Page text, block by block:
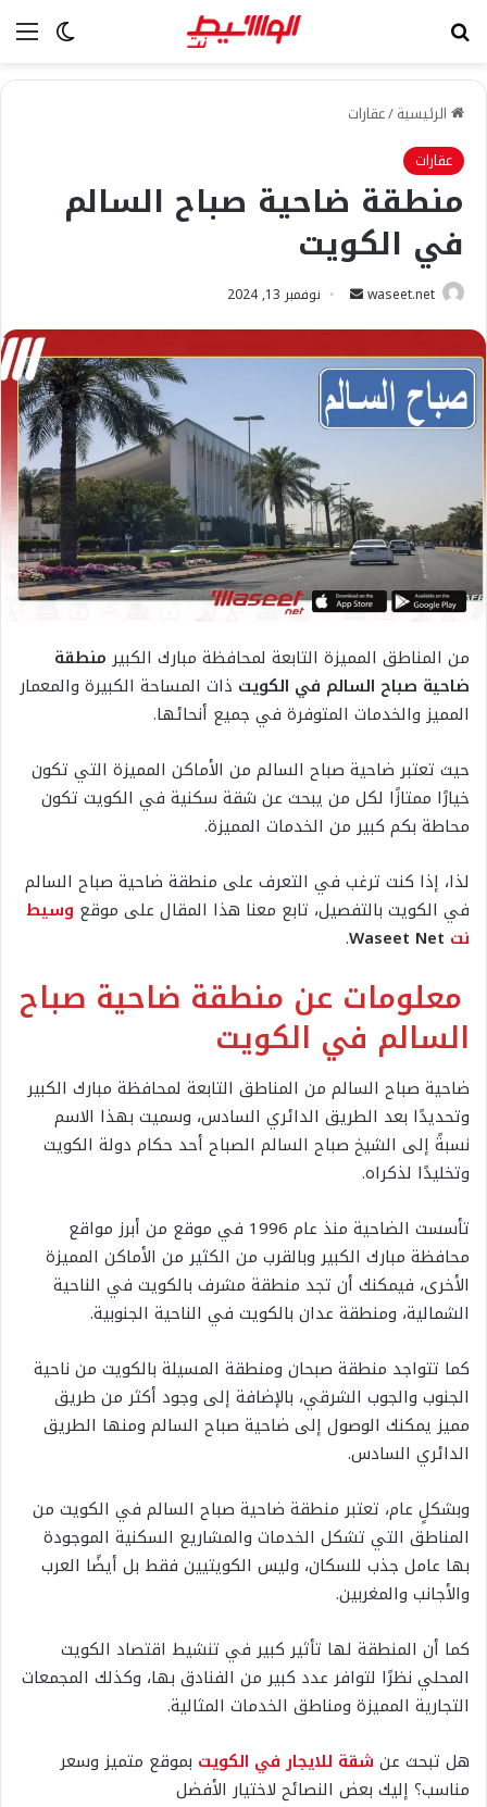
الرئيسية/عقارات
عقارات
منطقة ضاحية صباح السالم
في الكويت
waseet.net
أرسل نوفمبر 13, 2024
من المناطق المميزة التابعة لمحافظة مبارك الكبير منطقة
ضاحية صباح السالم في الكويت ذات المساحة الكبيرة والمعمار
المميز والخدمات المتوفرة في جميع أنحائها.
حيث تعتبر ضاحية صباح السالم من الأماكن المميزة التي تكون
خيارًا ممتازًا لكل من يبحث عن شقة سكنية في الكويت تكون
محاطة بكم كبير من الخدمات المميزة.
لذا، إذا كنت ترغب في التعرف على منطقة ضاحية صباح السالم
في الكويت بالتفصيل، تابع معنا هذا المقال على موقع وسيط
نت Waseet Net
.
معلومات عن منطقة ضاحية صباح
السالم في الكويت
ضاحية صباح السالم من المناطق التابعة لمحافظة مبارك الكبير
وتحديدًا بعد الطريق الدائري السادس، وسميت بهذا الاسم
نسبةً إلى الشيخ صباح السالم الصباح أحد حكام دولة الكويت
وتخليدًا لذكراه.
تأسست الضاحية منذ عام 1996 في موقع من أبرز مواقع
محافظة مبارك الكبير وبالقرب من الكثير من الأماكن المميزة
الأخرى، فيمكنك أن تجد منطقة مشرف بالكويت في الناحية
الشمالية، ومنطقة عدان بالكويت في الناحية الجنوبية.
كما تتواجد منطقة صبحان ومنطقة المسيلة بالكويت من ناحية
الجنوب والجوب الشرقي، بالإضافة إلى وجود أكثر من طريق
مميز يمكنك الوصول إلى ضاحية صباح السالم ومنها الطريق
الدائري السادس.
وبشكلٍ عام، تعتبر منطقة ضاحية صباح السالم في الكويت من
المناطق التي تشكل الخدمات والمشاريع السكنية الموجودة
بها عامل جذب للسكان، وليس الكويتيين فقط بل أيضًا العرب
والأجانب والمغربين.
كما أن المنطقة لها تأثير كبير في تنشيط اقتصاد الكويت
المحلي نظرًا لتوافر عدد كبير من الفنادق بها، وكذلك المجمعات
التجارية المميزة ومناطق الخدمات المثالية.
هل تبحث عن شقة للايجار في الكويت بموقع متميز وسعر
مناسب؟ إليك بعض النصائح لاختيار الأفضل